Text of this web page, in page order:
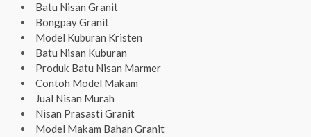
Batu Nisan Granit
Bongpay Granit
Model Kuburan Kristen
Batu Nisan Kuburan
Produk Batu Nisan Marmer
Contoh Model Makam
Jual Nisan Murah
Nisan Prasasti Granit
Model Makam Bahan Granit